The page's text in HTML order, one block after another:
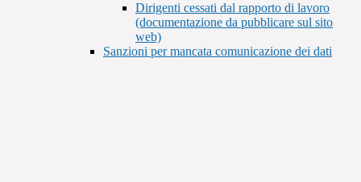
Dirigenti cessati dal rapporto di lavoro
(documentazione da pubblicare sul sito
web)
Sanzioni per mancata comunicazione dei dati